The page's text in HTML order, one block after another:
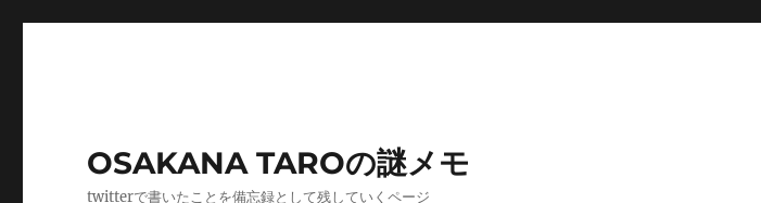
OSAKANA TAROの謎メモ
twitterで書いたことを備忘録として残していくページ